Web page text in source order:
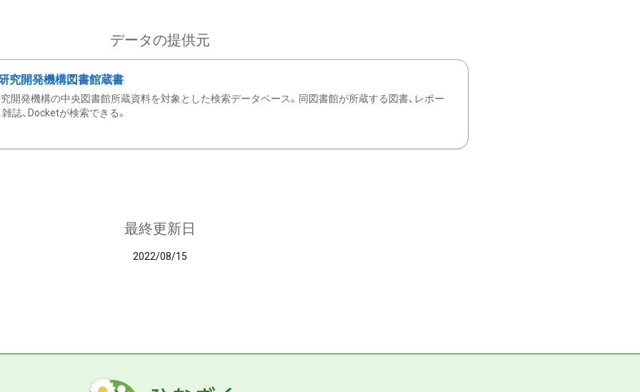
データの提供元
究開発機構図書館蔵書
開発機構の中央図書館所蔵資料を対象とした検索データベース。同図書館が所蔵する図書、レポー
雑誌、Docketが検索できる。
最終更新日
2022/08/15